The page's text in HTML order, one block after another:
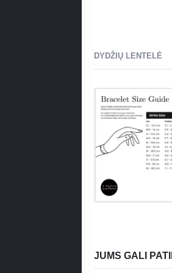
DYDŽIŲ LENTELĖ
JUMS GALI